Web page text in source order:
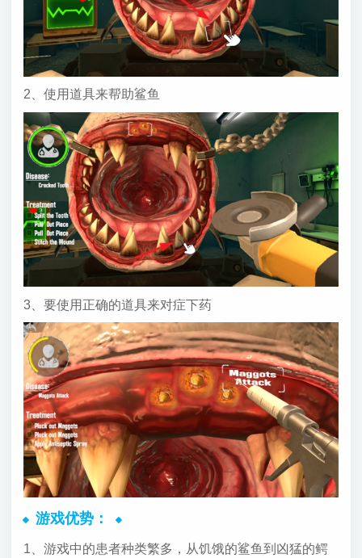
2、使用道具来帮助鲨鱼
3、要使用正确的道具来对症下药
游戏优势：
1、游戏中的患者种类繁多，从饥饿的鲨鱼到凶猛的鳄